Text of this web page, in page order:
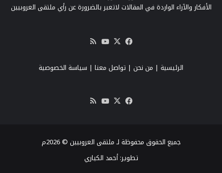
الأفكار والآراء الواردة في المقالات لاتعبر بالضرورة عن رأي ملتقى العروبيين
فيسبوك
‫X
‫YouTube
RSS
الرئيسية | من نحن | تواصل معنا | سياسة الخصوصية
فيسبوك
‫X
‫YouTube
جميع الحقوق محفوظة لـ ملتقى العروبيين © 2026م
تطوير:أحمد الكياري